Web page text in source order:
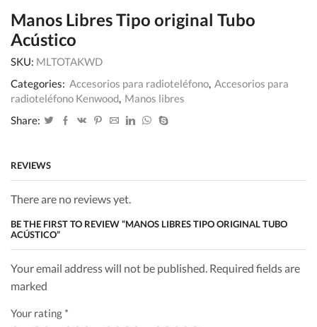
Manos Libres Tipo original Tubo
Acústico
SKU: MLTOTAKWD
Categories: Accesorios para radioteléfono, Accesorios para
radioteléfono Kenwood, Manos libres
Share:
REVIEWS
There are no reviews yet.
BE THE FIRST TO REVIEW “MANOS LIBRES TIPO ORIGINAL TUBO
ACÚSTICO”
Your email address will not be published. Required fields are
marked
Your rating *